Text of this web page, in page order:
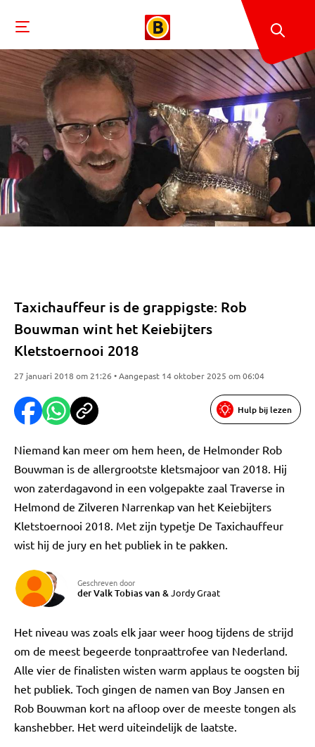
Taxichauffeur is de grappigste: Rob
Bouwman wint het Keiebijters
Kletstoernooi 2018
27 januari 2018 om 21:26 • Aangepast 14 oktober 2025 om 06:04
Hulp bij lezen
Niemand kan meer om hem heen, de Helmonder Rob
Bouwman is de allergrootste kletsmajoor van 2018. Hij
won zaterdagavond in een volgepakte zaal Traverse in
Helmond de Zilveren Narrenkap van het Keiebijters
Kletstoernooi 2018. Met zijn typetje De Taxichauffeur
wist hij de jury en het publiek in te pakken.
Geschreven door
der Valk Tobias van &Jordy Graat
Het niveau was zoals elk jaar weer hoog tijdens de strijd
om de meest begeerde tonpraattrofee van Nederland.
Alle vier de finalisten wisten warm applaus te oogsten bij
het publiek. Toch gingen de namen van Boy Jansen en
Rob Bouwman kort na afloop over de meeste tongen als
kanshebber. Het werd uiteindelijk de laatste.